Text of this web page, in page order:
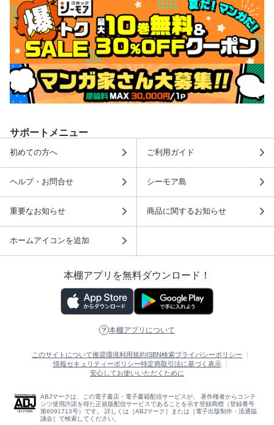
サポートメニュー
初めての方へ ご利用ガイド
ヘルプ・お問合せ シーモア島
重要なお知らせ 商品に関するお知らせ
ホームアイコンを追加
本棚アプリを無料ダウンロード！
本棚アプリについて
このサイトについて推奨環境利用規約 ISBN検索プライバシーポリシー
情報セキュリティーポリシー特定商取引法に基づく表示
安心してお使いいただくために
ABJマークは、この電子書店・電子書籍配信サービスが、 著作権者からコンテ
ンツ使用許諾を得た正規版配信サービスであることを示す登録商標（登録番号
第6091713号）です。 詳しくは［ABJマーク］または［電子出版制作・流通協
議会］で検索してください。